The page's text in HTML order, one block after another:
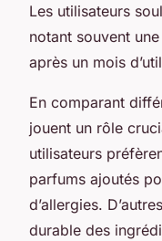
Les utilisateurs
notant souvent
après un mois
En comparant
jouent un rôle
utilisateurs
parfums ajoutés
d’allergies.
durable des